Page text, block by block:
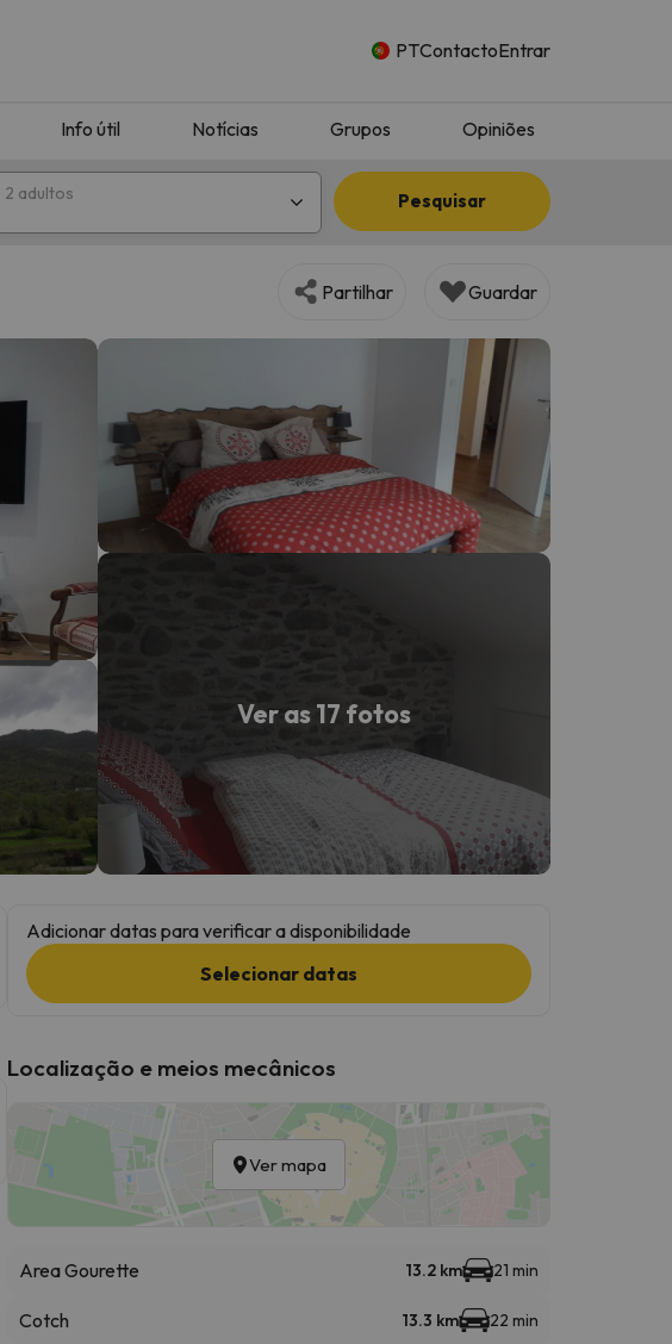
PTContactoEntrar
Info útil Notícias Grupos Opiniões
2 adultos Pesquisar
de volta.
Partilhar Guardar
Ver as 17 fotos
Adicionar datas para verificar a disponibilidade
Selecionar datas
Localização e meios mecânicos
Ver mapa
Area Gourette 13.2 km 21 min
Cotch 13.3 km 22 min